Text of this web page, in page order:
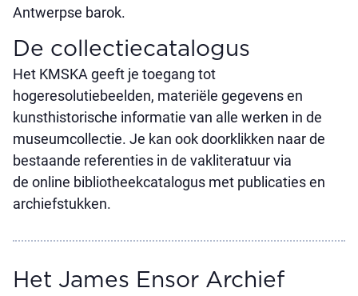
Antwerpse barok.
De collectie­catalogus
Het KMSKA geeft je toegang tot
hogeresolutiebeelden, materiële gegevens en
kunsthistorische informatie van alle werken in de
museumcollectie. Je kan ook doorklikken naar de
bestaande referenties in de vakliteratuur via
de online bibliotheekcatalogus met publicaties en
archiefstukken.
Het James Ensor Archief